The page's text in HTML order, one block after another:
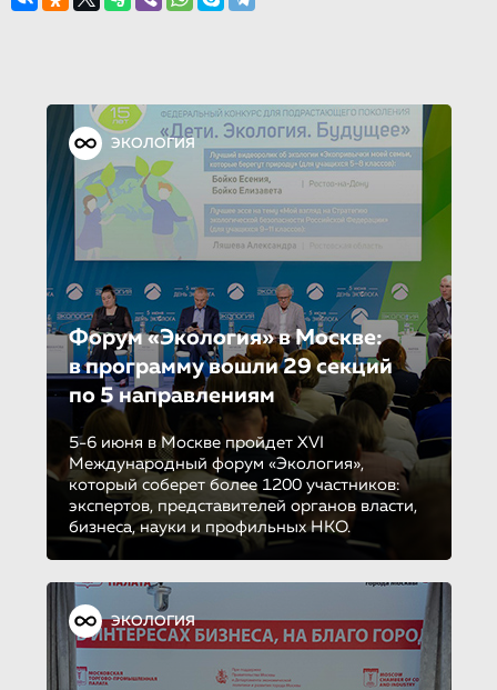
ЭКОЛОГИЯ
Форум «Экология» в Москве:
в программу вошли 29 секций
по 5 направле­ни­ям
5-6 июня в Москве пройдет XVI
Международный форум «Экология»,
который соберет более 1200 участников:
экспертов, представителей органов власти,
бизнеса, науки и профильных НКО.
ЭКОЛОГИЯ